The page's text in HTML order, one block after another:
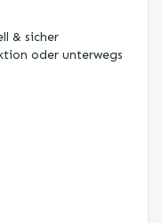
& sicher
oder unterwegs